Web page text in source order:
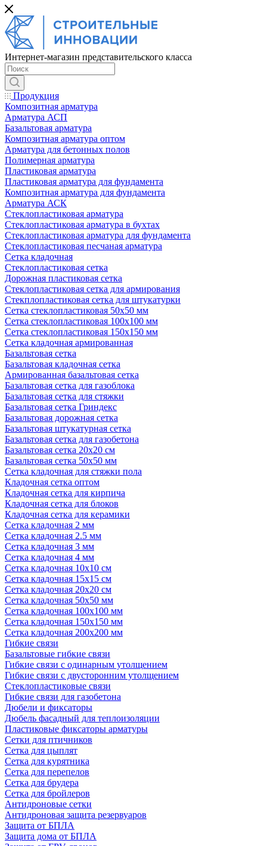
Интернет-магазин представительского класса
Продукция
Композитная арматура
Арматура АСП
Базальтовая арматура
Композитная арматура оптом
Арматура для бетонных полов
Полимерная арматура
Пластиковая арматура
Пластиковая арматура для фундамента
Композитная арматура для фундамента
Арматура АСК
Cтеклопластиковая арматура
Стеклопластиковая арматура в бухтах
Стеклопластиковая арматура для фундамента
Стеклопластиковая песчаная арматура
Сетка кладочная
Стеклопластиковая сетка
Дорожная пластиковая сетка
Стеклопластиковая сетка для армирования
Стекплопластиковая сетка для штукатурки
Сетка стеклопластиковая 50x50 мм
Сетка стеклопластиковая 100x100 мм
Сетка стеклопластиковая 150x150 мм
Сетка кладочная армированная
Базальтовая сетка
Базальтовая кладочная сетка
Армированная базальтовая сетка
Базальтовая сетка для газоблока
Базальтовая сетка для стяжки
Базальтовая сетка Гриндекс
Базальтовая дорожная сетка
Базальтовая штукатурная сетка
Базальтовая сетка для газобетона
Базальтовая сетка 20x20 см
Базальтовая сетка 50x50 мм
Сетка кладочная для стяжки пола
Кладочная сетка оптом
Кладочная сетка для кирпича
Кладочная сетка для блоков
Кладочная сетка для керамики
Сетка кладочная 2 мм
Сетка кладочная 2.5 мм
Сетка кладочная 3 мм
Сетка кладочная 4 мм
Сетка кладочная 10x10 см
Сетка кладочная 15x15 см
Сетка кладочная 20x20 см
Сетка кладочная 50x50 мм
Сетка кладочная 100x100 мм
Сетка кладочная 150x150 мм
Сетка кладочная 200x200 мм
Гибкие связи
Базальтовые гибкие связи
Гибкие связи с одинарным утолщением
Гибкие связи с двусторонним утолщением
Стеклопластиковые связи
Гибкие связи для газобетона
Дюбели и фиксаторы
Дюбель фасадный для теплоизоляции
Пластиковые фиксаторы арматуры
Сетки для птичников
Сетка для цыплят
Сетка для курятника
Сетка для перепелов
Сетка для брудера
Сетка для бройлеров
Антидроновые сетки
Антидроновая защита резервуаров
Защита от БПЛА
Защита дома от БПЛА